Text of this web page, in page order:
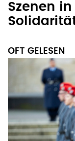
Szenen
OFT GELESEN